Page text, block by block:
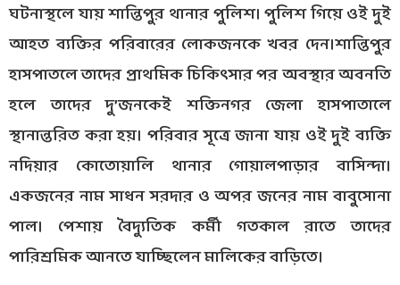
ঘটনাস্থলে যায় শান্তিপুর থানার পুলিশ। পুলিশ গিয়ে ওই দুই
আহত ব্যক্তির পরিবারের লোকজনকে খবর দেন।শান্তিপুর
হাসপাতলে তাদের প্রাথমিক চিকিৎসার পর অবস্থার অবনতি
হলে তাদের দু’জনকেই শক্তিনগর জেলা হাসপাতালে
স্থানান্তরিত করা হয়। পরিবার সূত্রে জানা যায় ওই দুই ব্যক্তি
নদিয়ার কোতোয়ালি থানার গোয়ালপাড়ার বাসিন্দা।
একজনের নাম সাধন সরদার ও অপর জনের নাম বাবুসোনা
পাল। পেশায় বৈদ্যুতিক কর্মী গতকাল রাতে তাদের
পারিশ্রমিক আনতে যাচ্ছিলেন মালিকের বাড়িতে।